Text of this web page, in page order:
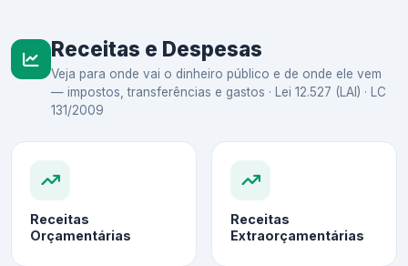
Receitas e Despesas
Veja para onde vai o dinheiro público e de onde ele vem
— impostos, transferências e gastos · Lei 12.527 (LAI) · LC
131/2009
Receitas
Orçamentárias
Receitas
Extraorçamentárias